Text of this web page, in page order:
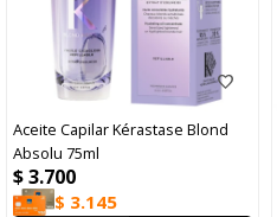
Aceite Capilar Kérastase Blond
Absolu 75ml
$3.700
$ 3.145